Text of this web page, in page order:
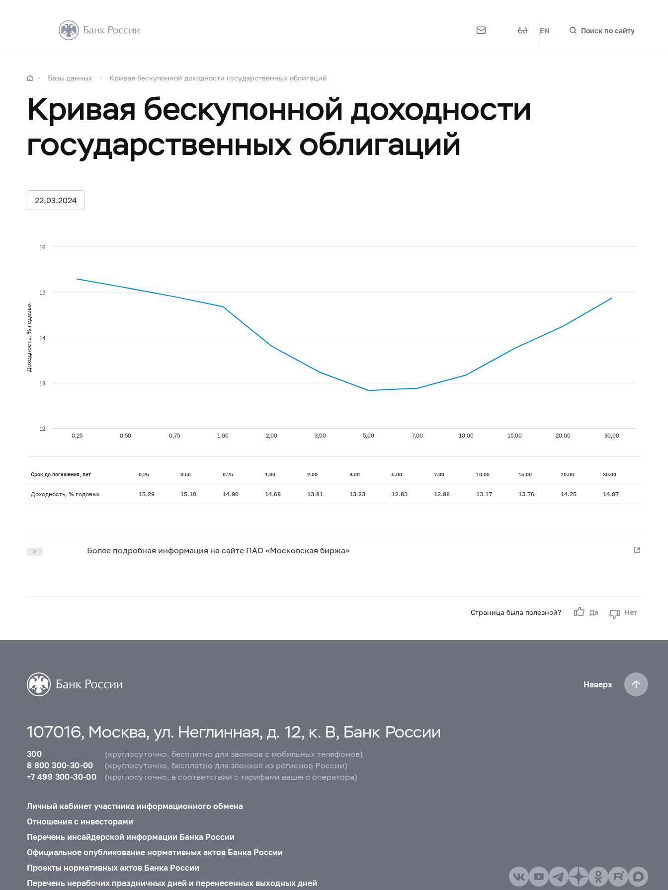
EN Поиск по сайту
Базы данных Кривая бескупонной доходности государственных облигаций
Кривая бескупонной доходности
государственных облигаций
22.03.2024
Доходность, % годовых
0,25 0,50 0,75 1,00 2,00 3,00 5,00 7,00 10,00 15,00 20,00 30,00
12
13
14
15
16
Срок до погашения, лет 0.25 0.50 0.75 1.00 2.00 3.00 5.00 7.00 10.00 15.00 20.00 30.00
Доходность, % годовых 15.29 15.10 14.90 14.68 13.81 13.23 12.83 12.88 13.17 13.76 14.25 14.87
Более подробная информация на сайте ПАО «Московская биржа»
Страница была полезной? Да Нет
Наверх
107016, Москва, ул. Неглинная, д. 12, к. В, Банк России
300
(круглосуточно, бесплатно для звонков с мобильных телефонов)
8 800 300-30-00
(круглосуточно, бесплатно для звонков из регионов России)
+7 499 300-30-00
(круглосуточно, в соответствии с тарифами вашего оператора)
Личный кабинет участника информационного обмена
Отношения с инвесторами
Перечень инсайдерской информации Банка России
Официальное опубликование нормативных актов Банка России
Проекты нормативных актов Банка России
Перечень нерабочих праздничных дней и перенесенных выходных дней